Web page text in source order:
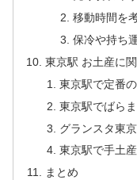
移動時間を
保冷や持ち
東京駅 お土産に
東京駅で定番
東京駅でばら
グランスタ東
東京駅で手土
まとめ